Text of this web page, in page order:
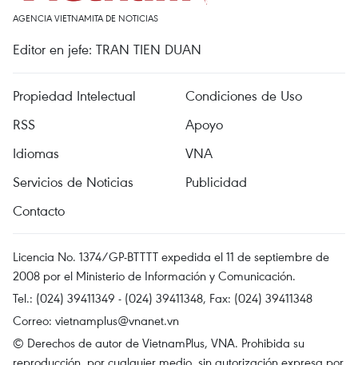
AGENCIA VIETNAMITA DE NOTICIAS
Editor en jefe: TRAN TIEN DUAN
Propiedad Intelectual
Condiciones de Uso
RSS
Apoyo
Idiomas
VNA
Servicios de Noticias
Publicidad
Contacto
Licencia No. 1374/GP-BTTTT expedida el 11 de septiembre de
2008 por el Ministerio de Información y Comunicación.
Tel.: (024) 39411349 - (024) 39411348, Fax: (024) 39411348
Correo: vietnamplus@vnanet.vn
© Derechos de autor de VietnamPlus, VNA. Prohibida su
reproducción, por cualquier medio, sin autorización expresa por